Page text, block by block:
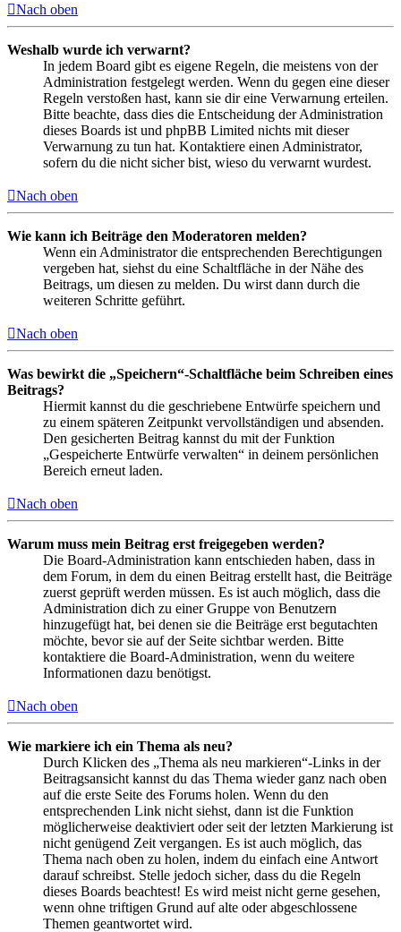
Nach oben
Weshalb wurde ich verwarnt?
In jedem Board gibt es eigene Regeln, die meistens von der
Administration festgelegt werden. Wenn du gegen eine dieser
Regeln verstoßen hast, kann sie dir eine Verwarnung erteilen.
Bitte beachte, dass dies die Entscheidung der Administration
dieses Boards ist und phpBB Limited nichts mit dieser
Verwarnung zu tun hat. Kontaktiere einen Administrator,
sofern du die nicht sicher bist, wieso du verwarnt wurdest.
Nach oben
Wie kann ich Beiträge den Moderatoren melden?
Wenn ein Administrator die entsprechenden Berechtigungen
vergeben hat, siehst du eine Schaltfläche in der Nähe des
Beitrags, um diesen zu melden. Du wirst dann durch die
weiteren Schritte geführt.
Nach oben
Was bewirkt die „Speichern“-Schaltfläche beim Schreiben eines
Beitrags?
Hiermit kannst du die geschriebene Entwürfe speichern und
zu einem späteren Zeitpunkt vervollständigen und absenden.
Den gesicherten Beitrag kannst du mit der Funktion
„Gespeicherte Entwürfe verwalten“ in deinem persönlichen
Bereich erneut laden.
Nach oben
Warum muss mein Beitrag erst freigegeben werden?
Die Board-Administration kann entschieden haben, dass in
dem Forum, in dem du einen Beitrag erstellt hast, die Beiträge
zuerst geprüft werden müssen. Es ist auch möglich, dass die
Administration dich zu einer Gruppe von Benutzern
hinzugefügt hat, bei denen sie die Beiträge erst begutachten
möchte, bevor sie auf der Seite sichtbar werden. Bitte
kontaktiere die Board-Administration, wenn du weitere
Informationen dazu benötigst.
Nach oben
Wie markiere ich ein Thema als neu?
Durch Klicken des „Thema als neu markieren“-Links in der
Beitragsansicht kannst du das Thema wieder ganz nach oben
auf die erste Seite des Forums holen. Wenn du den
entsprechenden Link nicht siehst, dann ist die Funktion
möglicherweise deaktiviert oder seit der letzten Markierung ist
nicht genügend Zeit vergangen. Es ist auch möglich, das
Thema nach oben zu holen, indem du einfach eine Antwort
darauf schreibst. Stelle jedoch sicher, dass du die Regeln
dieses Boards beachtest! Es wird meist nicht gerne gesehen,
wenn ohne triftigen Grund auf alte oder abgeschlossene
Themen geantwortet wird.